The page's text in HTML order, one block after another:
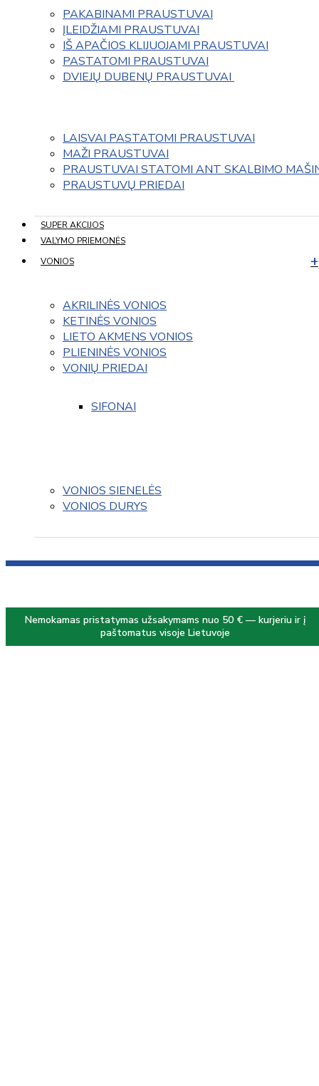
PAKABINAMI PRAUSTUVAI
ĮLEIDŽIAMI PRAUSTUVAI
IŠ APAČIOS KLIJUOJAMI PRAUSTUVAI
PASTATOMI PRAUSTUVAI
DVIEJŲ DUBENŲ PRAUSTUVAI
LAISVAI PASTATOMI PRAUSTUVAI
MAŽI PRAUSTUVAI
PRAUSTUVAI STATOMI ANT SKALBIMO
PRAUSTUVŲ PRIEDAI
SUPER AKCIJOS
VALYMO PRIEMONĖS
VONIOS
AKRILINĖS VONIOS
KETINĖS VONIOS
LIETO AKMENS VONIOS
PLIENINĖS VONIOS
VONIŲ PRIEDAI
SIFONAI
VONIOS SIENELĖS
VONIOS DURYS
Nemokamas pristatymas užsakymams nuo 50 € — kurjeriu ir į
paštomatus visoje Lietuvoje